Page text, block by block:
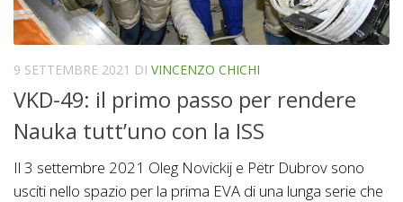
9 SETTEMBRE 2021 DI VINCENZO CHICHI
VKD-49: il primo passo per rendere
Nauka tutt’uno con la ISS
Il 3 settembre 2021 Oleg Novickij e Pëtr Dubrov sono
usciti nello spazio per la prima EVA di una lunga serie che